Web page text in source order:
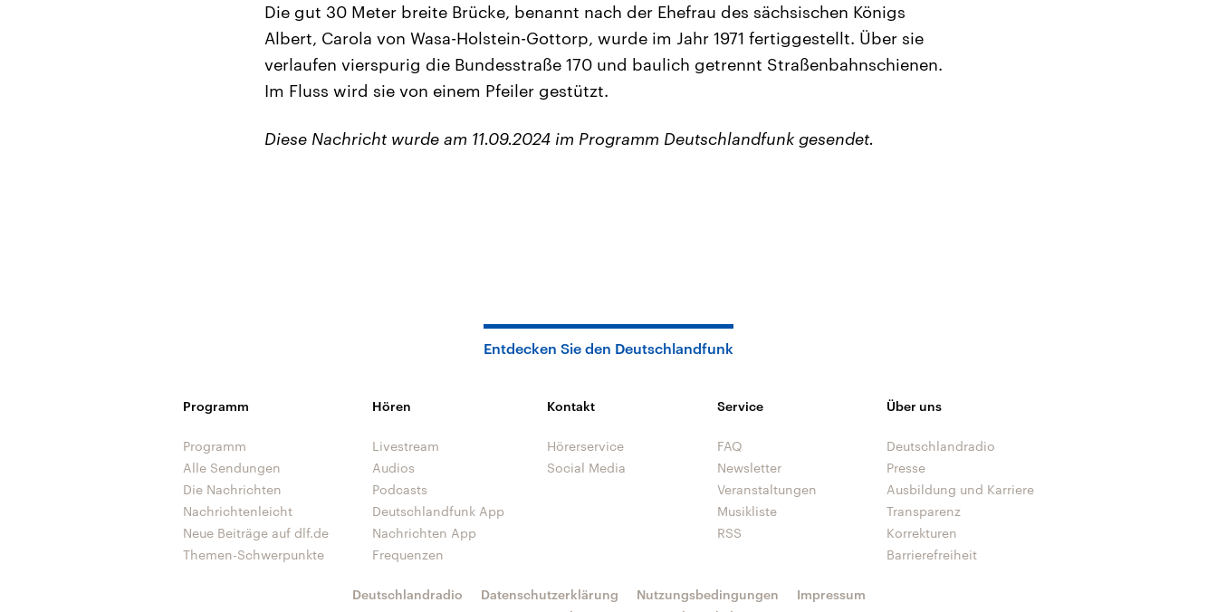
Die gut 30 Meter breite Brücke, benannt nach der Ehefrau des sächsischen Königs
Albert, Carola von Wasa-Holstein-Gottorp, wurde im Jahr 1971 fertiggestellt. Über sie
verlaufen vierspurig die Bundesstraße 170 und baulich getrennt Straßenbahnschienen.
Im Fluss wird sie von einem Pfeiler gestützt.
Diese Nachricht wurde am 11.09.2024 im Programm Deutschlandfunk gesendet.
Entdecken Sie den Deutschlandfunk
Programm
Programm
Alle Sendungen
Die Nachrichten
Nachrichtenleicht
Neue Beiträge auf dlf.de
Themen-Schwerpunkte
Hören
Livestream
Audios
Podcasts
Deutschlandfunk App
Nachrichten App
Frequenzen
Kontakt
Hörerservice
Social Media
Service
FAQ
Newsletter
Veranstaltungen
Musikliste
RSS
Über uns
Deutschlandradio
Presse
Ausbildung und Karriere
Transparenz
Korrekturen
Barrierefreiheit
Deutschlandradio Datenschutzerklärung Nutzungsbedingungen
Impressum